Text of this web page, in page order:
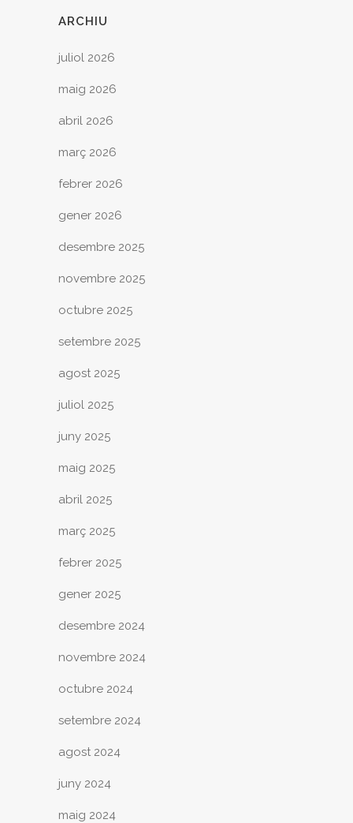
ARCHIU
juliol 2026
maig 2026
abril 2026
març 2026
febrer 2026
gener 2026
desembre 2025
novembre 2025
octubre 2025
setembre 2025
agost 2025
juliol 2025
juny 2025
maig 2025
abril 2025
març 2025
febrer 2025
gener 2025
desembre 2024
novembre 2024
octubre 2024
setembre 2024
agost 2024
juny 2024
maig 2024